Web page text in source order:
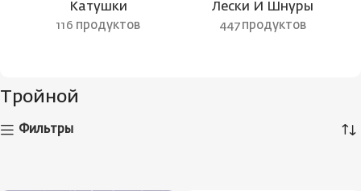
Катушки
116 продуктов
Лески И Шнуры
447 продуктов
Тройной
Фильтры